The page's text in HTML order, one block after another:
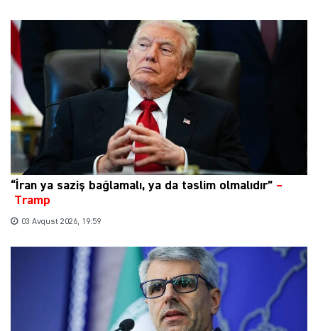
“İran ya saziş bağlamalı, ya da təslim olmalıdır” –
Tramp
03 Avqust 2026, 19:59